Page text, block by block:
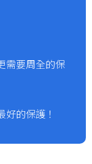
需要周全的保
的保護！